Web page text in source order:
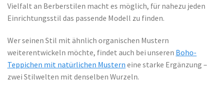
Vielfalt an Berberstilen macht es möglich, für nahezu jeden
Einrichtungsstil das passende Modell zu finden.
Wer seinen Stil mit ähnlich organischen Mustern
weiterentwickeln möchte, findet auch bei unseren Boho-
Teppichen mit natürlichen Mustern eine starke Ergänzung –
zwei Stilwelten mit denselben Wurzeln.